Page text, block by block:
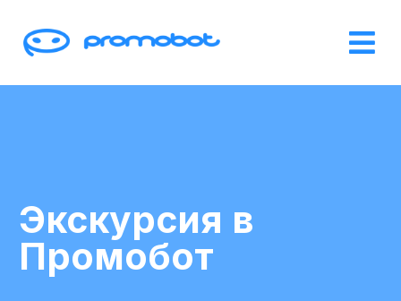
Экскурсия в
Промобот